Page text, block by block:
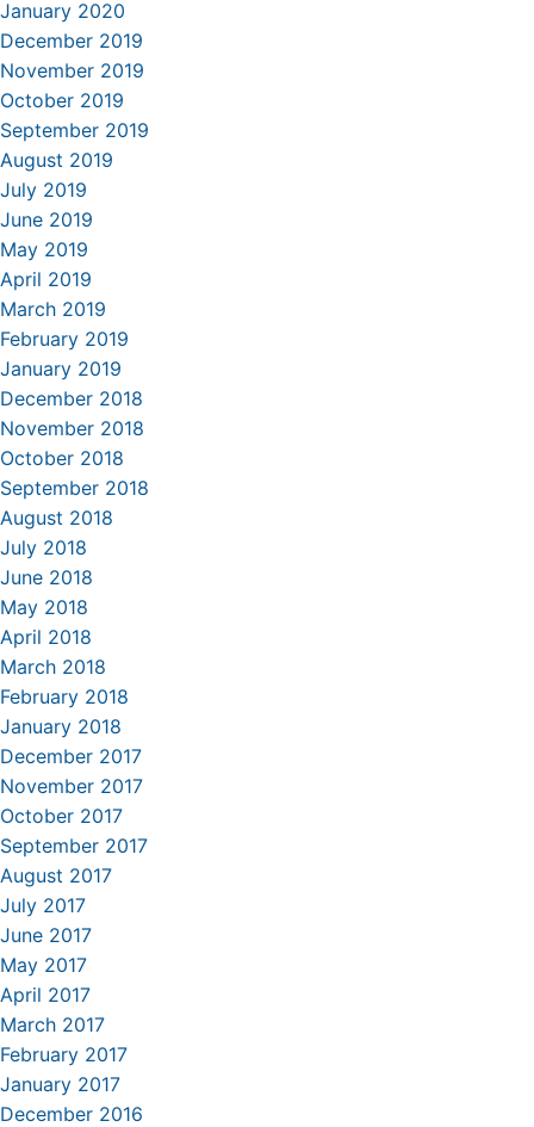
January 2020
December 2019
November 2019
October 2019
September 2019
August 2019
July 2019
June 2019
May 2019
April 2019
March 2019
February 2019
January 2019
December 2018
November 2018
October 2018
September 2018
August 2018
July 2018
June 2018
May 2018
April 2018
March 2018
February 2018
January 2018
December 2017
November 2017
October 2017
September 2017
August 2017
July 2017
June 2017
May 2017
April 2017
March 2017
February 2017
January 2017
December 2016